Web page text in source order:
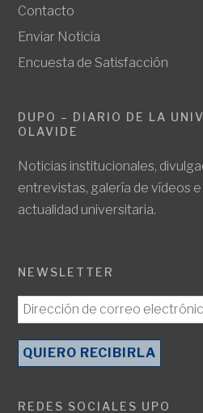
Contacto
Enviar Noticia
Encuesta de Satisfacción
DUPO – DIARIO DE LA
OLAVIDE
Noticias institucionales,
entrevistas, galería de vídeos
actualidad universitaria.
NEWSLETTER
REDES SOCIALES UPO